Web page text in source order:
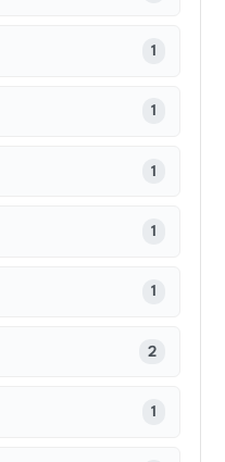
1
1
1
1
1
2
1